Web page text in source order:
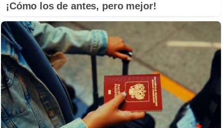
¡Cómo los de antes, pero mejor!